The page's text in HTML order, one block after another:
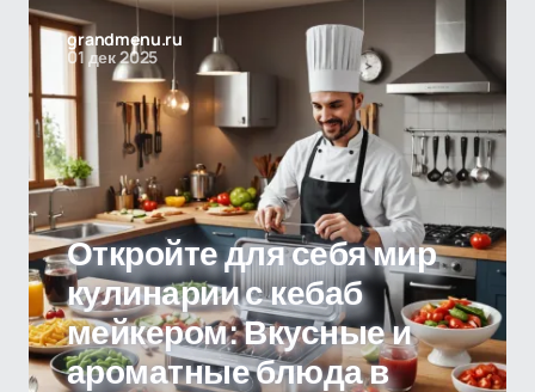
grandmenu.ru
01 дек 2025
Откройте для себя мир
кулинарии с кебаб
мейкером: Вкусные и
ароматные блюда в